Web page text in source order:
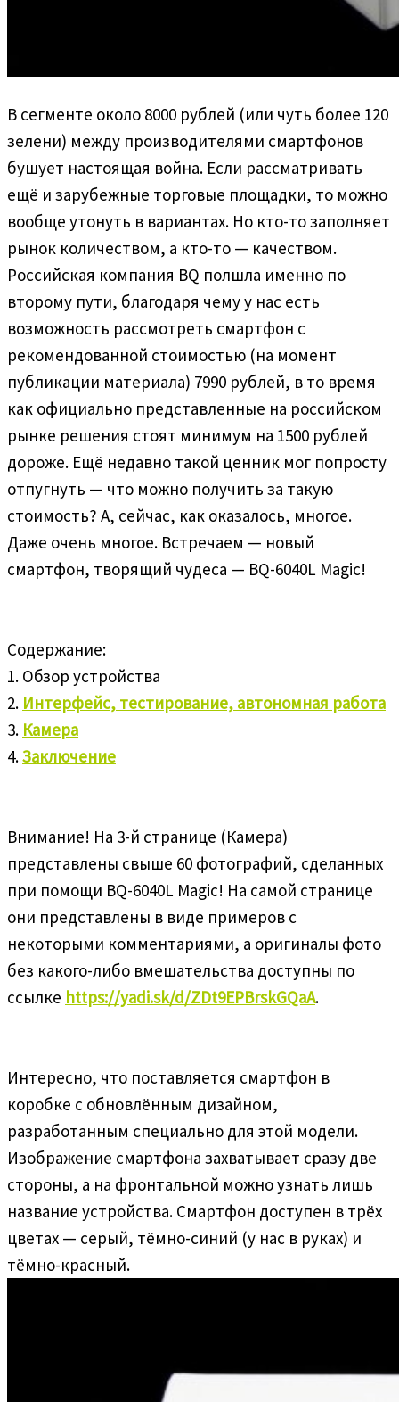
В сегменте около 8000 рублей (или чуть более 120
зелени) между производителями смартфонов
бушует настоящая война. Если рассматривать
ещё и зарубежные торговые площадки, то можно
вообще утонуть в вариантах. Но кто-то заполняет
рынок количеством, а кто-то — качеством.
Российская компания BQ полшла именно по
второму пути, благодаря чему у нас есть
возможность рассмотреть смартфон с
рекомендованной стоимостью (на момент
публикации материала) 7990 рублей, в то время
как официально представленные на российском
рынке решения стоят минимум на 1500 рублей
дороже. Ещё недавно такой ценник мог попросту
отпугнуть — что можно получить за такую
стоимость? А, сейчас, как оказалось, многое.
Даже очень многое. Встречаем — новый
смартфон, творящий чудеса — BQ-6040L Magic!
Содержание:
1. Обзор устройства
2. Интерфейс, тестирование, автономная работа
3. Камера
4.Заключение
Внимание! На 3-й странице (Камера)
представлены свыше 60 фотографий, сделанных
при помощи BQ-6040L Magic! На самой странице
они представлены в виде примеров с
некоторыми комментариями, а оригиналы фото
без какого-либо вмешательства доступны по
ссылке https://yadi.sk/d/ZDt9EPBrskGQaA.
Интересно, что поставляется смартфон в
коробке с обновлённым дизайном,
разработанным специально для этой модели.
Изображение смартфона захватывает сразу две
стороны, а на фронтальной можно узнать лишь
название устройства. Смартфон доступен в трёх
цветах — серый, тёмно-синий (у нас в руках) и
тёмно-красный.